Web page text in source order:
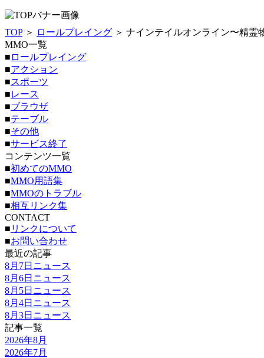
TOP＞ ロールプレイング ＞ ナインテイルオンライン〜精霊
MMO一覧
■ ロールプレイング
■アクション
■スポーツ
■レース
■ブラウザ
■テーブル
■その他
■サービス終了
コンテンツ一覧
■初めてのMMO
■MMO用語集
■MMOのトラブル
■相互リンク集
CONTACT
■ リンクについて
■お問い合わせ
最近の記事
8月7日ニュース
8月6日ニュース
8月5日ニュース
8月4日ニュース
8月3日ニュース
記事一覧
2026年8月
2026年7月